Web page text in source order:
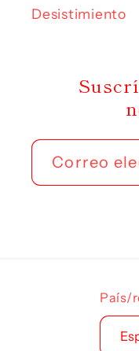
Desistimiento
Correo
País/